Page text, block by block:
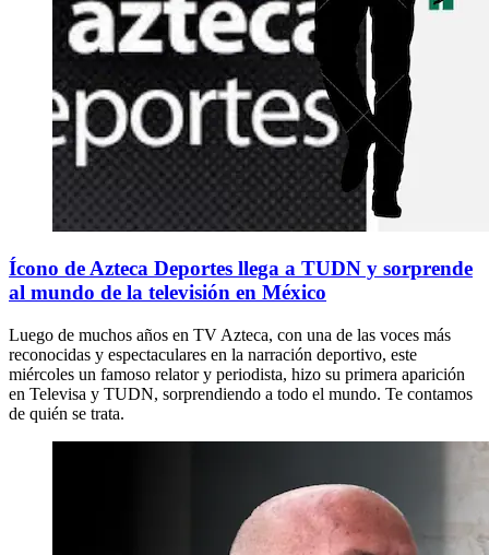
Ícono de Azteca Deportes llega a TUDN y sorprende
al mundo de la televisión en México
Luego de muchos años en TV Azteca, con una de las voces más
reconocidas y espectaculares en la narración deportivo, este
miércoles un famoso relator y periodista, hizo su primera aparición
en Televisa y TUDN, sorprendiendo a todo el mundo. Te contamos
de quién se trata.